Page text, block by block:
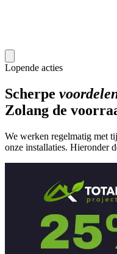
Lopende acties
Scherpe
Zolang de
We werken regelmatig met
onze installaties. Hieronder